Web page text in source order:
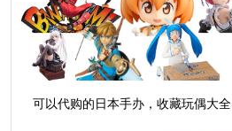
可以代购的日本手办，收藏玩偶大全